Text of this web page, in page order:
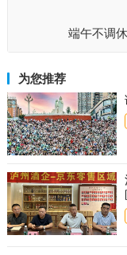
端午不调
为您推荐